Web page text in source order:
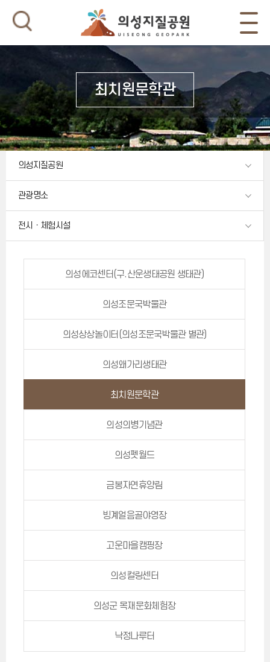
최치원문학관
의성지질공원
관광명소
전시ㆍ체험시설
의성에코센터(구.산운생태공원 생태관)
의성조문국박물관
의성상상놀이터(의성조문국박물관 별관)
의성왜가리생태관
최치원문학관
의성의병기념관
의성펫월드
금봉자연휴양림
빙계얼음골야영장
고운마을캠핑장
의성컬링센터
의성군 목재문화체험장
낙정나루터